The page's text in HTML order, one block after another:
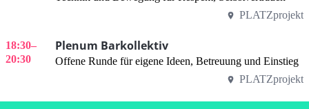
PLATZprojekt
18:30–
20:30
Plenum Barkollektiv
Offene Runde für eigene Ideen, Betreuung und Einstieg
PLATZprojekt